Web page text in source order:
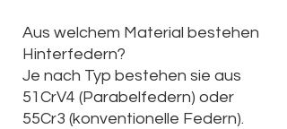
Aus welchem Material bestehen
Hinterfedern?
Je nach Typ bestehen sie aus
51CrV4 (Parabelfedern) oder
55Cr3 (konventionelle Federn).